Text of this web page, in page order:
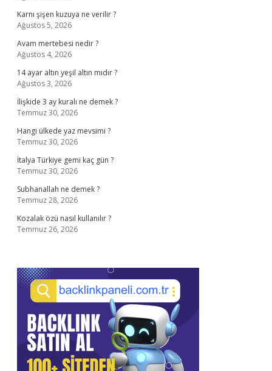
Karnı şişen kuzuya ne verilir ?
Ağustos 5, 2026
Avam mertebesi nedir ?
Ağustos 4, 2026
14 ayar altın yeşil altın mıdır ?
Ağustos 3, 2026
İlişkide 3 ay kuralı ne demek ?
Temmuz 30, 2026
Hangi ülkede yaz mevsimi ?
Temmuz 30, 2026
İtalya Türkiye gemi kaç gün ?
Temmuz 30, 2026
Subhanallah ne demek ?
Temmuz 28, 2026
Kozalak özü nasıl kullanılır ?
Temmuz 26, 2026